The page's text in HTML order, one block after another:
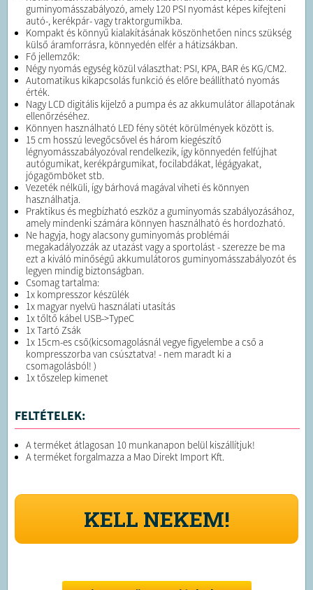
guminyomásszabályozó, amely 120 PSI nyomást képes kifejteni
autó-, kerékpár- vagy traktorgumikba.
Kompakt és könnyű kialakításának köszönhetően nincs szükség
külső áramforrásra, könnyedén elfér a hátizsákban.
Fő jellemzők:
Négy nyomás egység közül választhat: PSI, KPA, BAR és KG/CM2.
Automatikus kikapcsolás funkció és előre beállítható nyomás
érték.
Nagy LCD digitális kijelző a pumpa és az akkumulátor állapotának
ellenőrzéséhez.
Könnyen használható LED fény sötét körülmények között is.
15 cm hosszú levegőcsővel és három kiegészítő
légnyomásszabályozóval rendelkezik, így könnyedén felfújhat
autógumikat, kerékpárgumikat, focilabdákat, légágyakat,
jógagömböket stb.
Vezeték nélküli, így bárhová magával viheti és könnyen
használhatja.
Praktikus és megbízható eszköz a guminyomás szabályozásához,
amely mindenki számára könnyen használható és hordozható.
Ne hagyja, hogy alacsony guminyomás problémái
megakadályozzák az utazást vagy a sportolást - szerezze be ma
ezt a kiváló minőségű akkumulátoros guminyomásszabályozót és
legyen mindig biztonságban.
Csomag tartalma:
1x kompresszor készülék
1x magyar nyelvü használati utasítás
1x tőltő kábel USB->TypeC
1x Tartó Zsák
1x 15cm-es cső(kicsomagolásnál vegye figyelembe a cső a
kompresszorba van csúsztatva! - nem maradt ki a
csomagolásból! )
1x tőszelep kimenet
FELTÉTELEK:
A terméket átlagosan 10 munkanapon belül kiszállítjuk!
A terméket forgalmazza a Mao Direkt Import Kft.
KELL NEKEM!